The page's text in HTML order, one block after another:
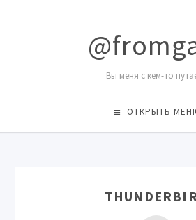
Вы меня с кем-то
ОТКРЫТЬ